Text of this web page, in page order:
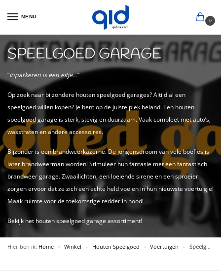
MENU
0
SPEELGOED GARAGE
“Inparkeren is een eitje…”
Op zoek naar bijzondere houten speelgoed garages? Altijd al een
speelgoed willen kopen? Je bent op de juiste plek beland. Een houten
speelgoed garage is sterk, stevig en duurzaam. Vaak compleet met auto’s,
wasstraten en andere accessoires.
Bijzonder is een brandweerkazerne. De jongensdroom van vele boefjes is
later brandweerman worden! Stimuleer hun fantasie met een fantastisch
brandweer garage. Zwaailichten, een loeiende sirene en een sproeier
zorgen ervoor dat ze zich een echte held voelen in hun nieuwste voertuigje!
Maak ruimte voor de toekomstige redder in nood!
Bekijk het houten speelgoed garage assortiment!
Hier ben ik: Home » Winkel » Houten Speelgoed » Voertuigen » Speelgoed Garage